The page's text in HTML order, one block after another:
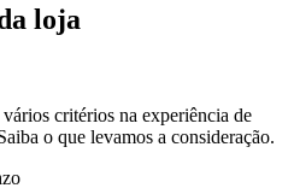
loja
critérios na experiência de
o que levamos a consideração.